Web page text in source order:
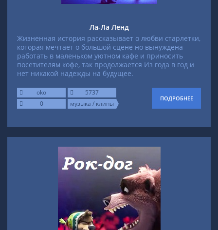
Ла-Ла Ленд
Жизненная история рассказывает о любви старлетки,
которая мечтает о большой сцене но вынуждена
работать в маленьком уютном кафе и приносить
посетителям кофе, так продолжается Из года в год и
нет никакой надежды на будущее.
oko
5737
0
музыка / клипы
ПОДРОБНЕЕ